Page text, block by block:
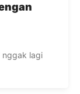
nggak lagi